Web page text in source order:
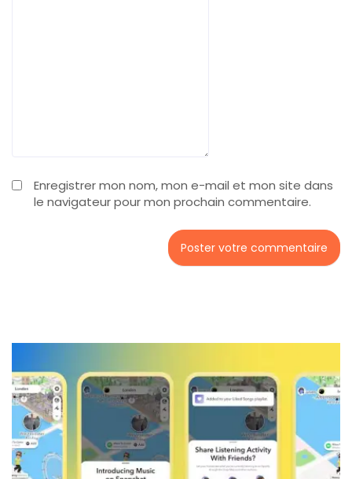
Enregistrer mon nom, mon e-mail et mon site dans
le navigateur pour mon prochain commentaire.